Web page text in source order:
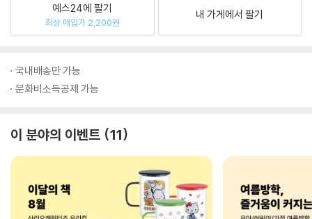
예스24에 팔기
최상 매입가 2,200원
내 가게에서 팔기
국내배송만 가능
문화비소득공제 가능
이 분야의 이벤트 11